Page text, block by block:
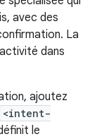
avec des
La
dans
ajoutez
<intent-
le